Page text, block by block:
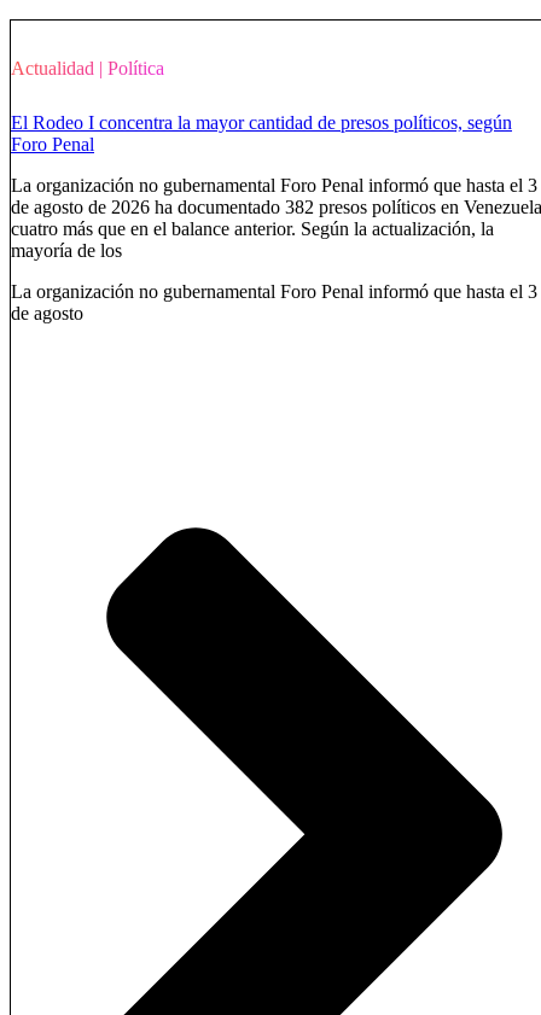
Actualidad | Política
El Rodeo I concentra la mayor cantidad de presos políticos, según
Foro Penal
La organización no gubernamental Foro Penal informó que hasta el 3
de agosto de 2026 ha documentado 382 presos políticos en
cuatro más que en el balance anterior. Según la actualización, la
mayoría de los
La organización no gubernamental Foro Penal informó que hasta el 3
de agosto